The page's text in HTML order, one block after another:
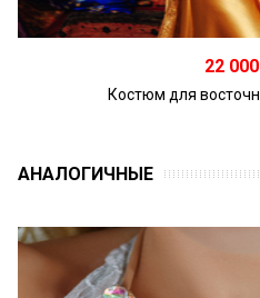
В
22
Костюм для
АНАЛОГИЧНЫЕ